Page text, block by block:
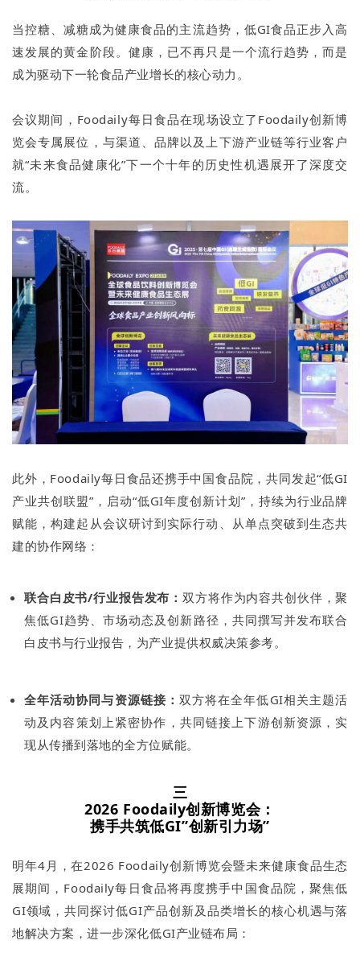
当控糖、减糖成为健康食品的主流趋势，低GI食品正步入高
速发展的黄金阶段。健康，已不再只是一个流行趋势，而是
成为驱动下一轮食品产业增长的核心动力。
会议期间，Foodaily每日食品在现场设立了Foodaily创新博
览会专属展位，与渠道、品牌以及上下游产业链等行业客户
就“未来食品健康化”下一个十年的历史性机遇展开了深度交
流。
此外，Foodaily每日食品还携手中国食品院，共同发起“低GI
产业共创联盟”，启动“低GI年度创新计划”，持续为行业品牌
赋能，构建起从会议研讨到实际行动、从单点突破到生态共
建的协作网络：
联合白皮书/行业报告发布：双方将作为内容共创伙伴，聚
焦低GI趋势、市场动态及创新路径，共同撰写并发布联合
白皮书与行业报告，为产业提供权威决策参考。
全年活动协同与资源链接： 双方将在全年低GI相关主题活
动及内容策划上紧密协作，共同链接上下游创新资源，实
现从传播到落地的全方位赋能。
三
2026 Foodaily创新博览会：
携手共筑低GI”创新引力场”
明年4月，在2026 Foodaily创新博览会暨未来健康食品生态
展期间，Foodaily每日食品将再度携手中国食品院，聚焦低
GI领域，共同探讨低GI产品创新及品类增长的核心机遇与落
地解决方案，进一步深化低GI产业链布局：